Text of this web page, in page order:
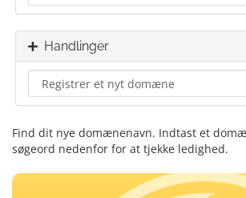
Handlinger
Find dit nye domænenavn. Indtast et
søgeord nedenfor for at tjekke ledighed.